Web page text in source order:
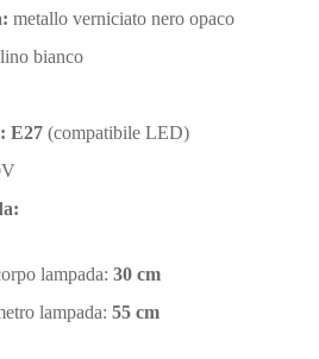
metallo verniciato nero opaco
bianco
E27(compatibile LED)
lampada: 30 cm
lampada: 55 cm